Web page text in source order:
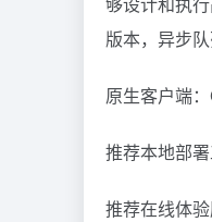
版本，异步
原生客户端：
推荐本地部署
推荐在线体验